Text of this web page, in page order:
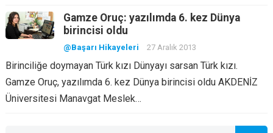
Gamze Oruç: yazılımda 6. kez Dünya
birincisi oldu
@Başarı Hikayeleri 27 Aralık 2013
Birinciliğe doymayan Türk kızı Dünyayı sarsan Türk kızı.
Gamze Oruç, yazılımda 6. kez Dünya birincisi oldu AKDENİZ
Üniversitesi Manavgat Meslek…